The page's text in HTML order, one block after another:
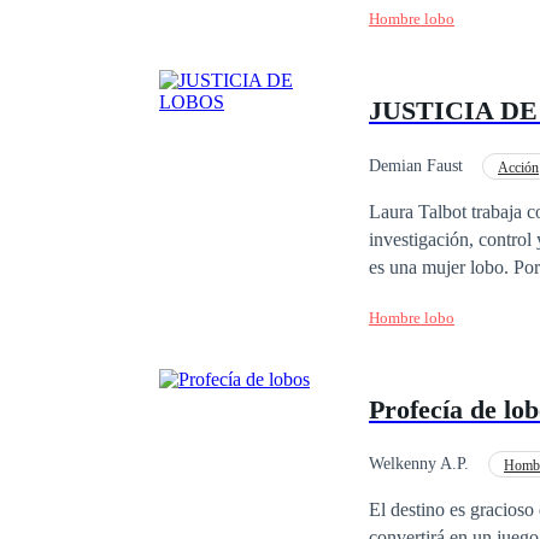
cueste lo que cueste
Hombre lobo
JUSTICIA
Demian Faust Acción
Laura Talbot trabaja
investigación, control
es una mujer lobo.
Talbot querrá buscar
Hombre lobo
Profecía de
Welkenny A.P.
El destino es gracioso